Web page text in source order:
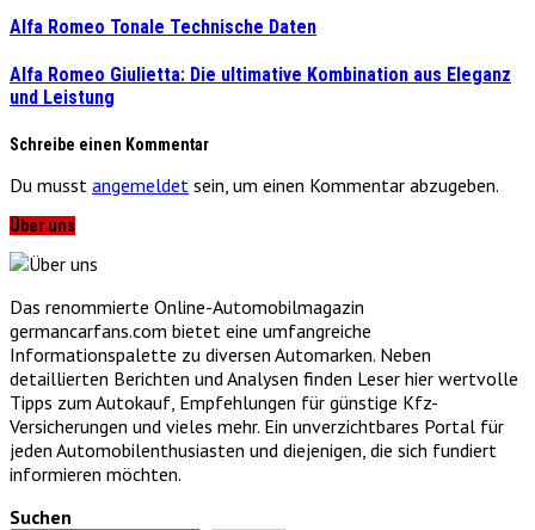
Alfa Romeo Tonale Technische Daten
Alfa Romeo Giulietta: Die ultimative Kombination aus Eleganz
und Leistung
Schreibe einen Kommentar
Du musst angemeldet sein, um einen Kommentar abzugeben.
Über uns
Das renommierte Online-Automobilmagazin
germancarfans.com bietet eine umfangreiche
Informationspalette zu diversen Automarken. Neben
detaillierten Berichten und Analysen finden Leser hier wertvolle
Tipps zum Autokauf, Empfehlungen für günstige Kfz-
Versicherungen und vieles mehr. Ein unverzichtbares Portal für
jeden Automobilenthusiasten und diejenigen, die sich fundiert
informieren möchten.
Suchen